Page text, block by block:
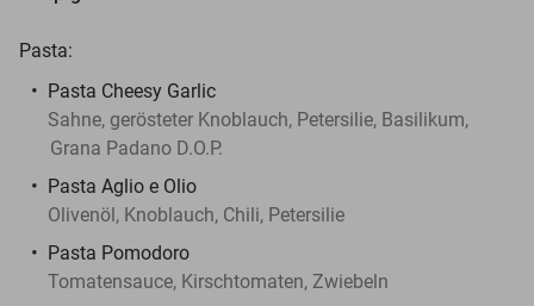
Pasta:
Pasta Cheesy Garlic
Sahne, gerösteter Knoblauch, Petersilie, Basilikum,
Grana Padano D.O.P.
Pasta Aglio e Olio
Olivenöl, Knoblauch, Chili, Petersilie
Pasta Pomodoro
Tomatensauce, Kirschtomaten, Zwiebeln